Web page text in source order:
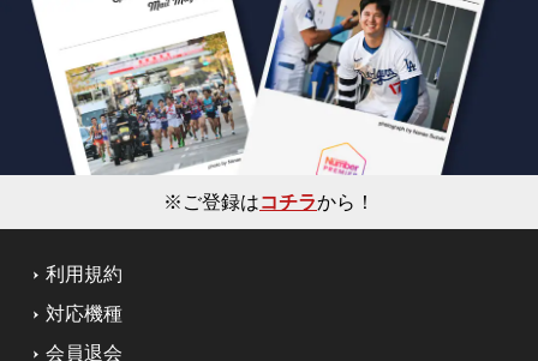
※ご登録はコチラから！
利用規約
対応機種
会員退会